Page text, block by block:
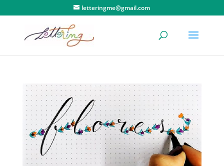
letteringme@gmail.com